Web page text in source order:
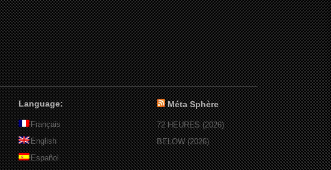
Language:
Français
English
Español
Méta Sphère
72 HEURES (2026)
BELOW (2026)